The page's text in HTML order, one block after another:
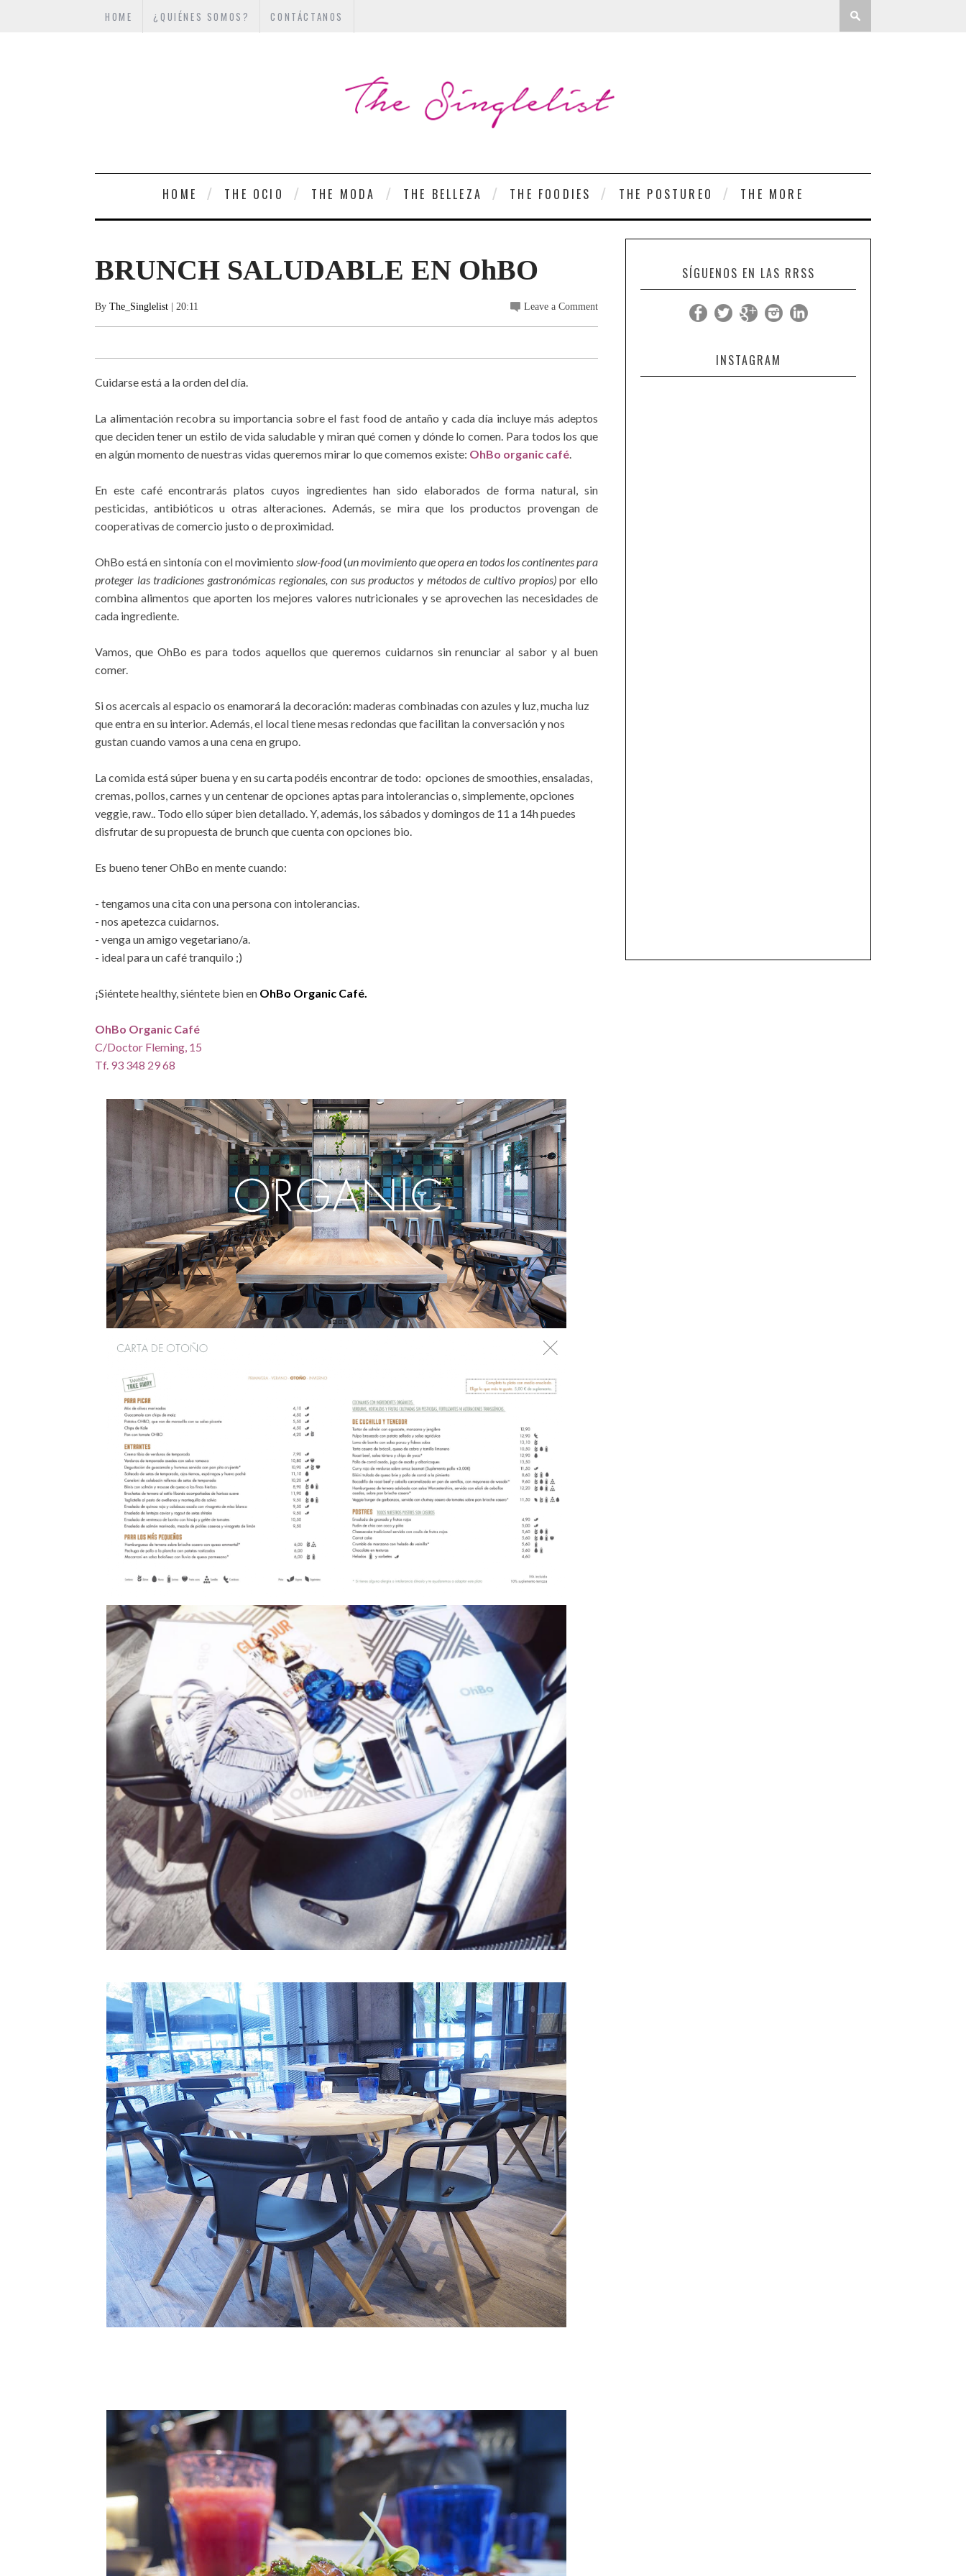
HOME ¿QUIÉNES SOMOS? CONTÁCTANOS
HOME THE OCIO THE MODA THE BELLEZA THE FOODIES THE POSTUREO THE MORE
BRUNCH SALUDABLE EN OhBO
By The_Singlelist | 20:11 Leave a Comment
Cuidarse está a la orden del día.
La alimentación recobra su importancia sobre el fast food de antaño y cada día incluye más adeptos
que deciden tener un estilo de vida saludable y miran qué comen y dónde lo comen. Para todos los que
en algún momento de nuestras vidas queremos mirar lo que comemos existe: OhBo organic café
En este café encontrarás platos cuyos ingredientes han sido elaborados de forma natural, sin
pesticidas, antibióticos u otras alteraciones. Además, se mira que los productos provengan de
cooperativas de comercio justo o de proximidad.
OhBo está en sintonía con el movimiento slow-food(un movimiento que opera en todos los continentes para
proteger las tradiciones gastronómicas regionales, con sus productos y métodos de cultivo propios)por ello
combina alimentos que aporten los mejores valores nutricionales y se aprovechen las necesidades de
cada ingrediente.
Vamos, que OhBo es para todos aquellos que queremos cuidarnos sin renunciar al sabor y al buen
comer.
Si os acercais al espacio os enamorará la decoración: maderas combinadas con azules y luz, mucha luz
que entra en su interior. Además, el local tiene mesas redondas que facilitan la conversación y nos
gustan cuando vamos a una cena en grupo.
La comida está súper buena y en su carta podéis encontrar de todo: opciones de smoothies, ensaladas,
cremas, pollos, carnes y un centenar de opciones aptas para intolerancias o, simplemente, opciones
veggie, raw.. Todo ello súper bien detallado. Y, además, los sábados y domingos de 11 a 14h puedes
disfrutar de su propuesta de brunch que cuenta con opciones bio.
Es bueno tener OhBo en mente cuando:
- tengamos una cita con una persona con intolerancias.
- nos apetezca cuidarnos.
- venga un amigo vegetariano/a.
- ideal para un café tranquilo ;)
¡Siéntete healthy, siéntete bien en OhBo Organic Café.
OhBo Organic Café
C/Doctor Fleming, 15
Tf. 93 348 29 68
SÍGUENOS EN LAS RRSS
INSTAGRAM